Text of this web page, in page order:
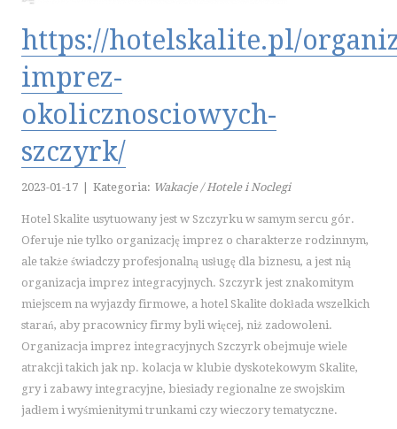
KURSY I SZKOLENIA
TŁUMACZENIA
BIŻUTERIA
WYPOSAŻENIE WNĘTRZ
WYPOSAŻENIE ŁAZIENKI
ODZIEŻ
SPORT
ELEKTRONIKA, RTV, AGD
ART. DLA ZWIERZĄT
CHEMIA
ART. SPOŻYWCZE
INNE SKLEPY
https://hotelskalite.pl/
imprez-
okolicznosciowych-
szczyrk/
2023-01-17 Kategoria: Wakacje / Hotele i Noclegi
Hotel Skalite usytuowany jest w Szczyrku w samym sercu gór.
Oferuje nie tylko organizację imprez o charakterze rodzinnym,
ale także świadczy profesjonalną usługę dla biznesu, a jest nią
organizacja imprez integracyjnych. Szczyrk jest znakomitym
miejscem na wyjazdy firmowe, a hotel Skalite dokłada wszelkich
starań, aby pracownicy firmy byli więcej, niż zadowoleni.
Organizacja imprez integracyjnych Szczyrk obejmuje wiele
atrakcji takich jak np. kolacja w klubie dyskotekowym Skalite,
gry i zabawy integracyjne, biesiady regionalne ze swojskim
jadłem i wyśmienitymi trunkami czy wieczory tematyczne.